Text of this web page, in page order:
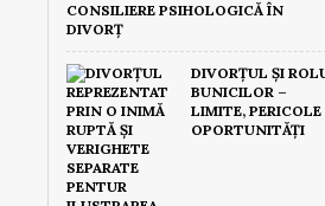
CONSILIERE PSIHOLOGICĂ ÎN
DIVORȚ
DIVORȚUL ȘI
BUNICILOR –
LIMITE, PERICOLE
OPORTUNITĂȚI